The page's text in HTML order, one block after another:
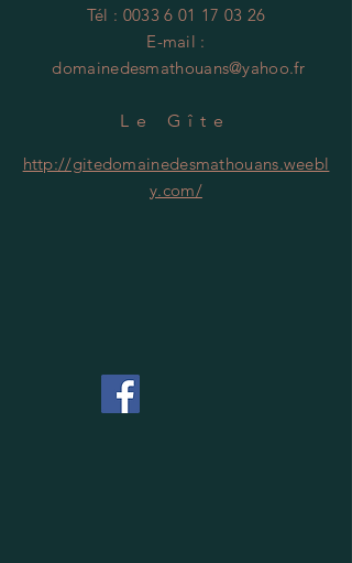
Tél : 0033 6 01 17 03 26
E-mail :
domainedesmathouans@yahoo.fr
Le Gîte
http://gitedomainedesmathouans.weebl
y.com/